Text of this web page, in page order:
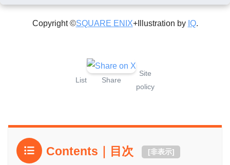
Copyright ©SQUARE ENIX+Illustration by IQ.
List Share
Site
policy
Contents｜目次 [非表示]